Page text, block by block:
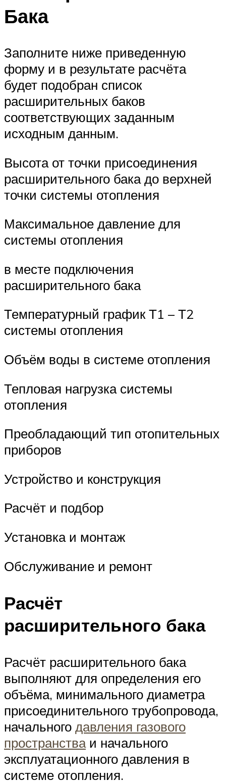
Бака
Заполните ниже приведенную
форму и в результате расчёта
будет подобран список
расширительных баков
соответствующих заданным
исходным данным.
Высота от точки присоединения
расширительного бака до верхней
точки системы отопления
Максимальное давление для
системы отопления
в месте подключения
расширительного бака
Температурный график Т1 – Т2
системы отопления
Объём воды в системе отопления
Тепловая нагрузка системы
отопления
Преобладающий тип отопительных
приборов
Устройство и конструкция
Расчёт и подбор
Установка и монтаж
Обслуживание и ремонт
Расчёт
расширительного бака
Расчёт расширительного бака
выполняют для определения его
объёма, минимального диаметра
присоединительного трубопровода,
начального давления газового
пространстваи начального
эксплуатационного давления в
системе отопления.